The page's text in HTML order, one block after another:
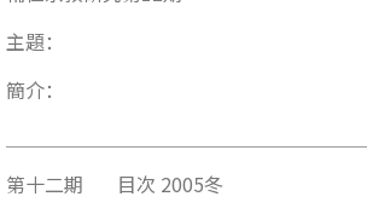
主題：
簡介：
第十二期 目次 2005冬